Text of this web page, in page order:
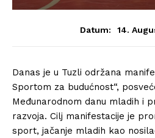
Datum: 14.
Danas je u Tuzli održana
Sportom za budućnost“,
Međunarodnom danu mladih i
razvoja. Cilj manifestacije je
sport, jačanje mladih kao